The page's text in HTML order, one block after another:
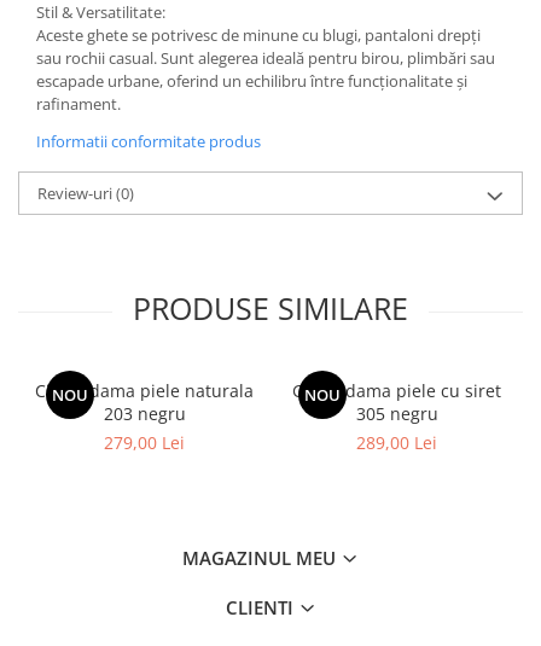
Stil & Versatilitate:
Aceste ghete se potrivesc de minune cu blugi, pantaloni drepți
sau rochii casual. Sunt alegerea ideală pentru birou, plimbări sau
escapade urbane, oferind un echilibru între funcționalitate și
rafinament.
Informatii conformitate produs
Review-uri(0)
PRODUSE SIMILARE
NOU
Cizme dama piele naturala
203 negru
279,00 Lei
NOU
Ghete dama piele cu siret
305 negru
289,00 Lei
MAGAZINUL MEU
CLIENTI